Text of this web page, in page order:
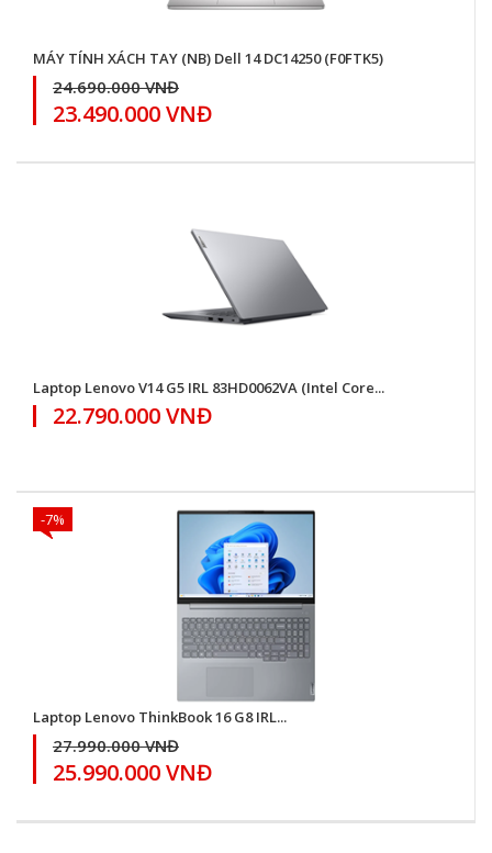
MÁY TÍNH XÁCH TAY (NB) Dell 14 DC14250 (F0FTK5)
24.690.000 VNĐ
23.490.000 VNĐ
Laptop Lenovo V14 G5 IRL 83HD0062VA (Intel Core...
22.790.000 VNĐ
-7%
Laptop Lenovo ThinkBook 16 G8 IRL...
27.990.000 VNĐ
25.990.000 VNĐ